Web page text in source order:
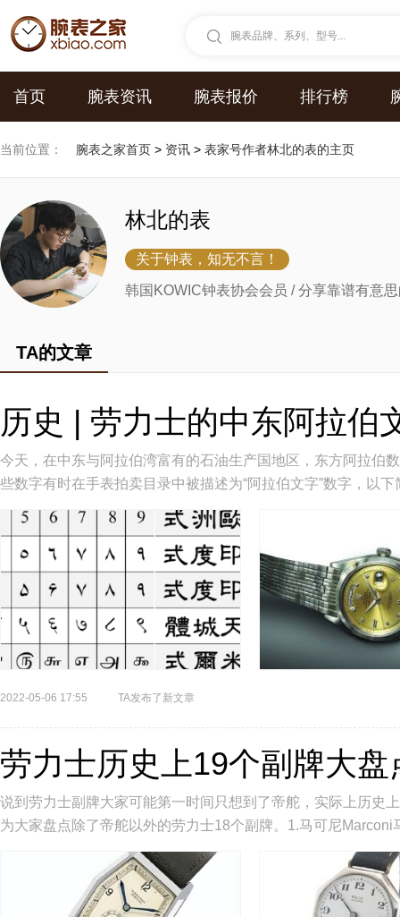
腕表品牌、系列、型号...
首页 腕表资讯 腕表报价 排行榜
当前位置： 腕表之家首页 > 资讯 > 表家号作者林北的表的主页
林北的表
关于钟表，知无不言！
韩国KOWIC钟表协会会员 / 分享靠谱有意
TA的文章
历史 | 劳力士的中东阿拉伯
今天，在中东与阿拉伯湾富有的石油生产国地区，东方阿拉伯
些数字有时在手表拍卖目录中被描述为“阿拉伯文字”数字，以
拉伯-印度数字，也叫做中...
2022-05-06 17:55 TA发布了新文章
劳力士历史上19个副牌大盘
说到劳力士副牌大家可能第一时间只想到了帝舵，实际上历史
为大家盘点除了帝舵以外的劳力士18个副牌。1.马可尼